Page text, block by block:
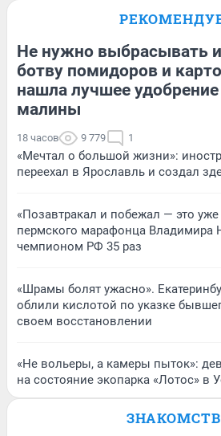
Не нужно выбрасывать
ботву помидоров и
нашла лучшее
малины
18 часов 9 779 1
«Мечтал о большой жизни»:
переехал в Ярославль и создал
«Позавтракал и побежал — это
пермского марафонца Владимира
чемпионом РФ 35 раз
«Шрамы болят ужасно».
облили кислотой по указке
своем восстановлении
«Не вольеры, а камеры пыток»:
на состояние экопарка «Лотос» в